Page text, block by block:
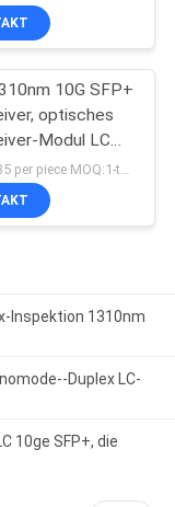
10G SFP+
optisches
Modul LC
USD 25~35 per piece MOQ:1-teilig
Inspektion 1310nm
Duplex LC-
10ge SFP+, die